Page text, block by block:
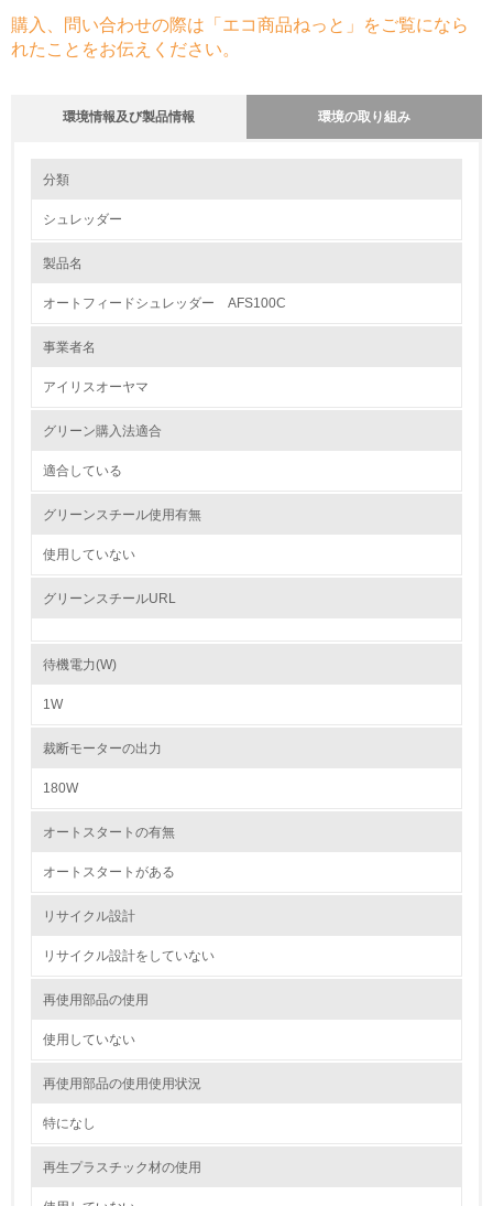
購入、問い合わせの際は「エコ商品ねっと」をご覧になら
れたことをお伝えください。
環境情報及び製品情報 環境の取り組み
1.環境取り組み体制
かしている
従業員が環境方針に基づいて自分の業務の中で行うべき環
→ 導入している規格名 ISO14001
第三者認証を取得している
2.環境への取り組み
資源・エネルギー
分類
シュレッダー
製品名
オートフィードシュレッダー AFS100C
事業者名
アイリスオーヤマ
グリーン購入法適合
適合している
グリーンスチール使用有無
使用していない
グリーンスチールURL
待機電力(W)
1W
裁断モーターの出力
180W
オートスタートの有無
オートスタートがある
リサイクル設計
リサイクル設計をしていない
再使用部品の使用
使用していない
再使用部品の使用使用状況
特になし
再生プラスチック材の使用